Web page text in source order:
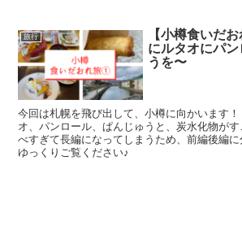
旅行
【小樽食いだ
にルタオにパ
うを〜
今回は札幌を飛び出して、小樽に向かいます
オ、パンロール、ぱんじゅうと、炭水化物が
べすぎて長編になってしまうため、前編後編
ゆっくりご覧ください♪